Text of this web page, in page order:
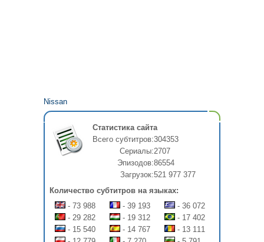
Nissan
Статистика сайта
Всего субтитров:304353
Сериалы:2707
Эпизодов:86554
Загрузок:521 977 377
Количество субтитров на языках:
- 73 988
- 39 193
- 36 072
- 29 282
- 19 312
- 17 402
- 15 540
- 14 767
- 13 111